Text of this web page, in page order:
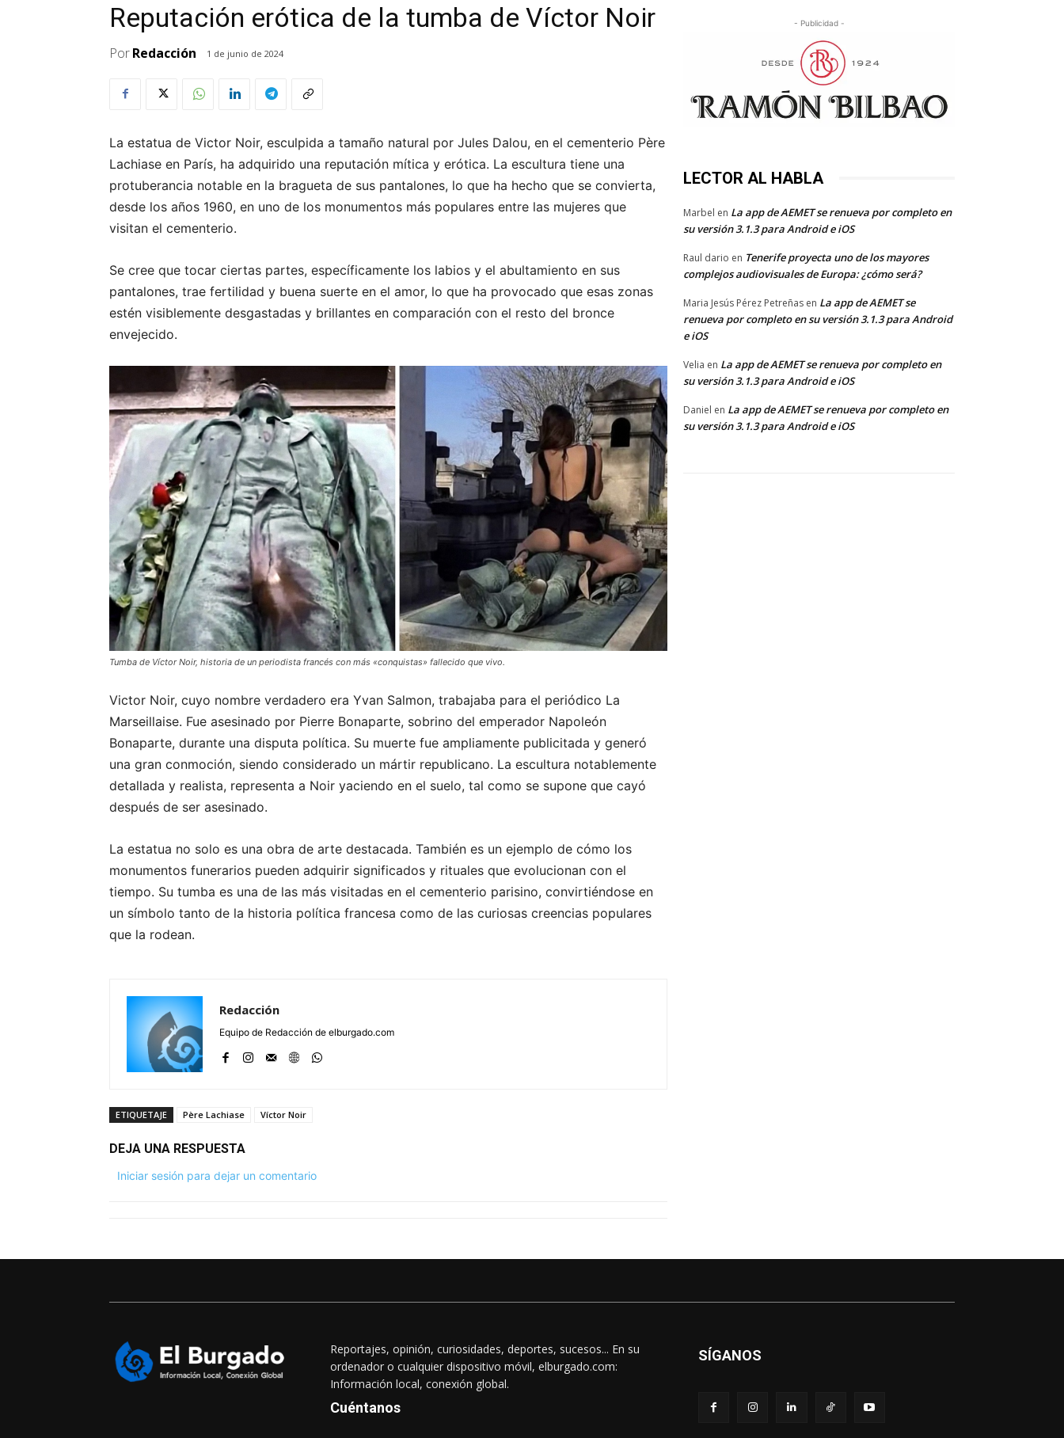
Reputación erótica de la tumba de Víctor Noir
PorRedacción 1 de junio de 2024
La estatua de Victor Noir, esculpida a tamaño natural por Jules Dalou, en el cementerio Père
Lachiase en París, ha adquirido una reputación mítica y erótica. La escultura tiene una
protuberancia notable en la bragueta de sus pantalones, lo que ha hecho que se convierta,
desde los años 1960, en uno de los monumentos más populares entre las mujeres que
visitan el cementerio.
Se cree que tocar ciertas partes, específicamente los labios y el abultamiento en sus
pantalones, trae fertilidad y buena suerte en el amor, lo que ha provocado que esas zonas
estén visiblemente desgastadas y brillantes en comparación con el resto del bronce
envejecido.
Tumba de Víctor Noir, historia de un periodista francés con más «conquistas» fallecido que vivo.
Victor Noir, cuyo nombre verdadero era Yvan Salmon, trabajaba para el periódico La
Marseillaise. Fue asesinado por Pierre Bonaparte, sobrino del emperador Napoleón
Bonaparte, durante una disputa política. Su muerte fue ampliamente publicitada y generó
una gran conmoción, siendo considerado un mártir republicano. La escultura notablemente
detallada y realista, representa a Noir yaciendo en el suelo, tal como se supone que cayó
después de ser asesinado.
La estatua no solo es una obra de arte destacada. También es un ejemplo de cómo los
monumentos funerarios pueden adquirir significados y rituales que evolucionan con el
tiempo. Su tumba es una de las más visitadas en el cementerio parisino, convirtiéndose en
un símbolo tanto de la historia política francesa como de las curiosas creencias populares
que la rodean.
Redacción
Equipo de Redacción de elburgado.com
ETIQUETAJE Père Lachiase Víctor Noir
DEJA UNA RESPUESTA
Iniciar sesión para dejar un comentario
- Publicidad -
LECTOR AL HABLA
Marbel en La app de AEMET se renueva por completo en
su versión 3.1.3 para Android e iOS
Raul dario en Tenerife proyecta uno de los mayores
complejos audiovisuales de Europa: ¿cómo será?
Maria Jesús Pérez Petreñas en La app de AEMET se
renueva por completo en su versión 3.1.3 para Android
e iOS
Velia en La app de AEMET se renueva por completo en
su versión 3.1.3 para Android e iOS
Daniel en La app de AEMET se renueva por completo en
su versión 3.1.3 para Android e iOS
Reportajes, opinión, curiosidades, deportes, sucesos... En su
ordenador o cualquier dispositivo móvil, elburgado.com:
Información local, conexión global.
Cuéntanos
SÍGANOS